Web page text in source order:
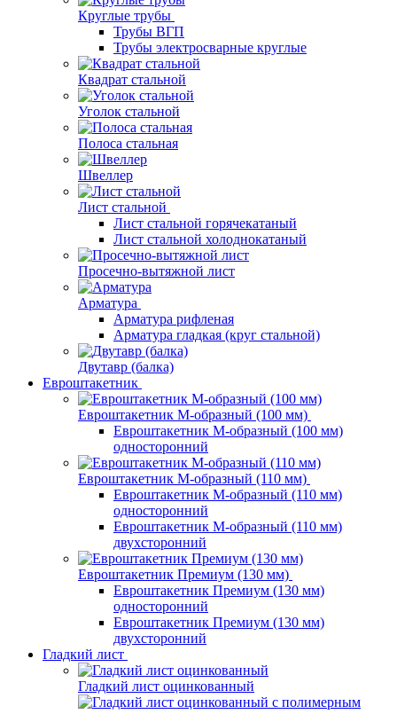
Круглые трубы
Трубы ВГП
Трубы электросварные круглые
Квадрат стальной
Уголок стальной
Полоса стальная
Швеллер
Лист стальной
Лист стальной горячекатаный
Лист стальной холоднокатаный
Просечно-вытяжной лист
Арматура
Арматура рифленая
Арматура гладкая (круг стальной)
Двутавр (балка)
Евроштакетник
Евроштакетник М-образный (100 мм)
Евроштакетник М-образный (100 мм)
односторонний
Евроштакетник М-образный (110 мм)
Евроштакетник М-образный (110 мм)
односторонний
Евроштакетник М-образный (110 мм)
двухсторонний
Евроштакетник Премиум (130 мм)
Евроштакетник Премиум (130 мм)
односторонний
Евроштакетник Премиум (130 мм)
двухсторонний
Гладкий лист
Гладкий лист оцинкованный